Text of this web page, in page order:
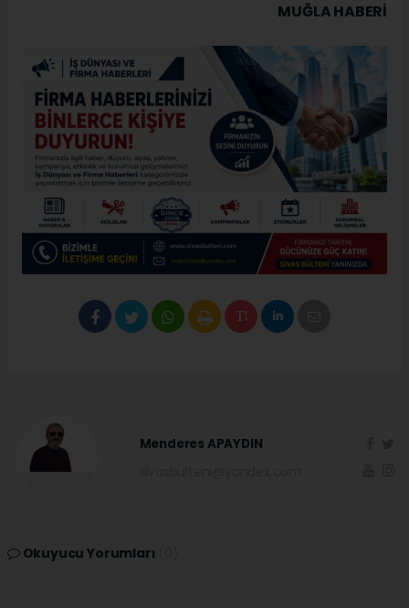
MUĞLA HABERİ
Menderes APAYDIN
Okuyucu Yorumları